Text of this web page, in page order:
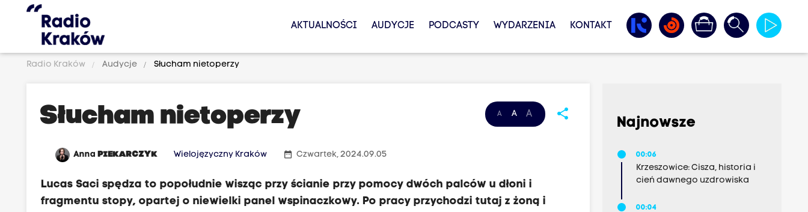
AKTUALNOŚCI AUDYCJE PODCASTY WYDARZENIA KONTAKT
Radio Kraków Audycje Słucham nietoperzy
A A A share
Słucham nietoperzy
AnnaPIEKARCZYK Wielojęzyczny Kraków date_range Czwartek, 2024.09.05
Lucas Saci spędza to popołudnie wisząc przy ścianie przy pomocy dwóch palców u dłoni i
fragmentu stopy, opartej o niewielki panel wspinaczkowy. Po pracy przychodzi tutaj z żoną i
Najnowsze
00:06
Krzeszowice: Cisza, historia i
cień dawnego uzdrowiska
00:04